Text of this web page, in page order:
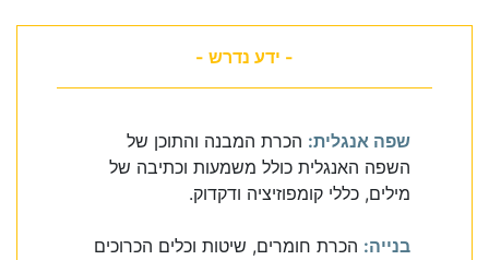
- ידע נדרש -
שפה אנגלית: הכרת המבנה והתוכן של
השפה האנגלית כולל משמעות וכתיבה של
מילים, כללי קומפוזיציה ודקדוק.
בנייה: הכרת חומרים, שיטות וכלים הכרוכים